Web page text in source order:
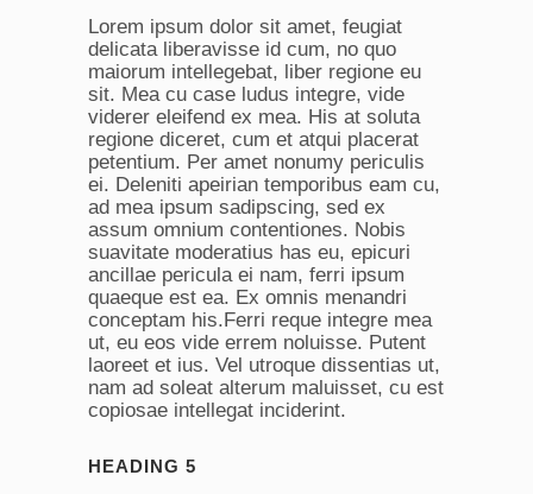
Lorem ipsum dolor sit amet, feugiat
delicata liberavisse id cum, no quo
maiorum intellegebat, liber regione eu
sit. Mea cu case ludus integre, vide
viderer eleifend ex mea. His at soluta
regione diceret, cum et atqui placerat
petentium. Per amet nonumy periculis
ei. Deleniti apeirian temporibus eam cu,
ad mea ipsum sadipscing, sed ex
assum omnium contentiones. Nobis
suavitate moderatius has eu, epicuri
ancillae pericula ei nam, ferri ipsum
quaeque est ea. Ex omnis menandri
conceptam his.Ferri reque integre mea
ut, eu eos vide errem noluisse. Putent
laoreet et ius. Vel utroque dissentias ut,
nam ad soleat alterum maluisset, cu est
copiosae intellegat inciderint.
HEADING 5